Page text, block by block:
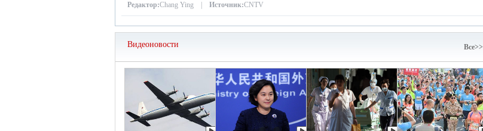
Редактор:Chang Ying | Источник:CNTV
Видеоновости Bce>>